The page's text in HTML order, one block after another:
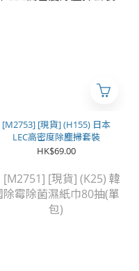
[M2753] [現貨] (H155) 日本
LEC高密度除塵掃套裝
HK$69.00